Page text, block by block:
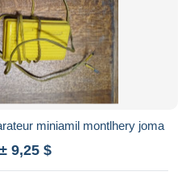
miniamil montlhery joma
± 9,25 $